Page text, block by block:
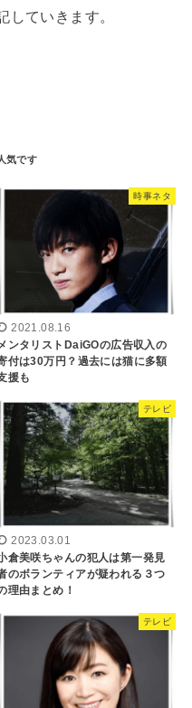
していきます。
時事ネタ
2021.08.16
ンタリストDaiGOの広告収入の
付は30万円？過去には猫に多額
援も
テレビ
2023.03.01
倉美咲ちゃんの犯人は第一発見
のボランティアが疑われる３つ
理由まとめ！
テレビ